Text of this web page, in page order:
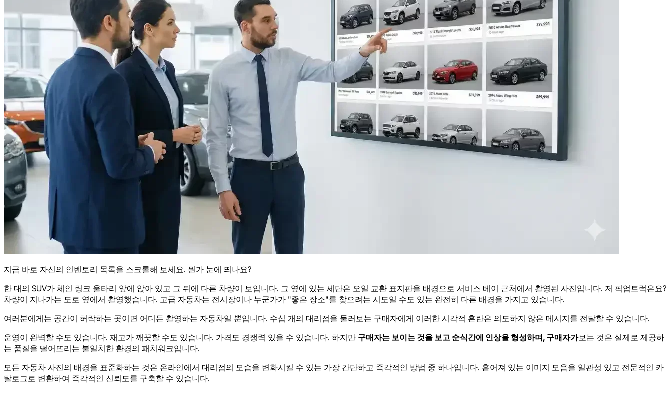
지금 바로 자신의 인벤토리 목록을 스크롤해 보세요. 뭔가 눈에 띄나요?
한 대의 SUV가 체인 링크 울타리 앞에 앉아 있고 그 뒤에 다른 차량이 보입니다. 그 옆에 있는 세단은 오일 교환 표지판을 배경으로 서비스 베이 근처에서 촬영된 사진입니다. 저 픽업트럭은요?
차량이 지나가는 도로 옆에서 촬영했습니다. 고급 자동차는 전시장이나 누군가가 "좋은 장소"를 찾으려는 시도일 수도 있는 완전히 다른 배경을 가지고 있습니다.
여러분에게는 공간이 허락하는 곳이면 어디든 촬영하는 자동차일 뿐입니다. 수십 개의 대리점을 둘러보는 구매자에게 이러한 시각적 혼란은 의도하지 않은 메시지를 전달할 수 있습니다.
운영이 완벽할 수도 있습니다. 재고가 깨끗할 수도 있습니다. 가격도 경쟁력 있을 수 있습니다. 하지만 구매자는 보이는 것을 보고 순식간에 인상을 형성하며, 구매자가보는 것은 실제로 제공하
는 품질을 떨어뜨리는 불일치한 환경의 패치워크입니다.
모든 자동차 사진의 배경을 표준화하는 것은 온라인에서 대리점의 모습을 변화시킬 수 있는 가장 간단하고 즉각적인 방법 중 하나입니다. 흩어져 있는 이미지 모음을 일관성 있고 전문적인 카
탈로그로 변환하여 즉각적인 신뢰도를 구축할 수 있습니다.